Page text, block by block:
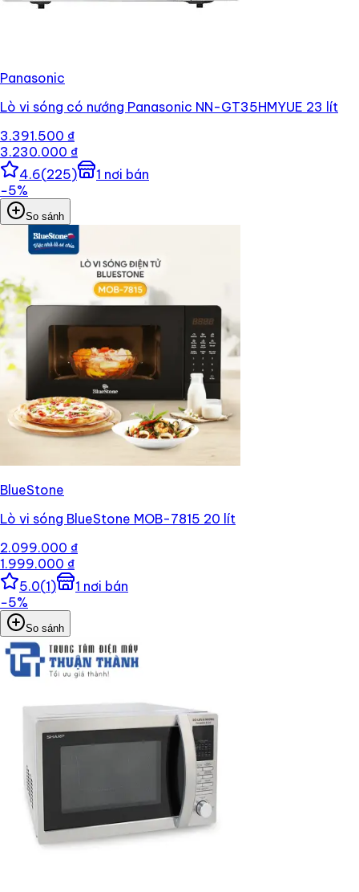
Panasonic
Lò vi sóng có nướng Panasonic NN-GT35HMYUE 23 lít
3.391.500 ₫
3.230.000 ₫
4.6(225) 1 nơi bán
−5%
So sánh
BlueStone
Lò vi sóng BlueStone MOB-7815 20 lít
2.099.000 ₫
1.999.000 ₫
5.0(1) 1 nơi bán
−5%
So sánh